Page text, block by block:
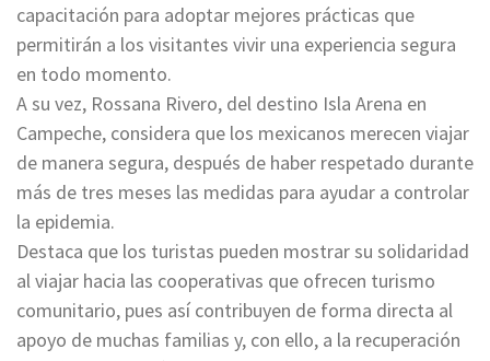
capacitación para adoptar mejores prácticas que
permitirán a los visitantes vivir una experiencia segura
en todo momento.
A su vez, Rossana Rivero, del destino Isla Arena en
Campeche, considera que los mexicanos merecen viajar
de manera segura, después de haber respetado durante
más de tres meses las medidas para ayudar a controlar
la epidemia.
Destaca que los turistas pueden mostrar su solidaridad
al viajar hacia las cooperativas que ofrecen turismo
comunitario, pues así contribuyen de forma directa al
apoyo de muchas familias y, con ello, a la recuperación